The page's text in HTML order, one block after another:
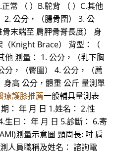
常 （ ）B.駝背 （ ）C.其他
2. 公分，（腸骨圍） 3. 公
末端至 肩胛骨脊長度） 身
Knight Brace） 背型：（
他 測量： 1. 公分，（乳下胸
分，（臀圍） 4. 公分，（薦
高 公分，體重 公斤 量測單
療護膝推薦一般輔具量測表
： 年 月 日 1.姓名： 2.性
生日： 年 月 日 5.診斷： 6.寄
測量示意圖 頸周長: 吋 肩
人員職稱及姓名： 諮詢電